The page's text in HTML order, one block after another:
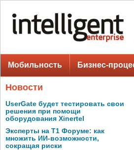
Мобильность Бизнес-
Новости
UserGate будет тестировать свои
решения при помощи
оборудования Xinertel
Эксперты на Т1 Форуме: как
множить ИИ-возможности,
сокращая риски